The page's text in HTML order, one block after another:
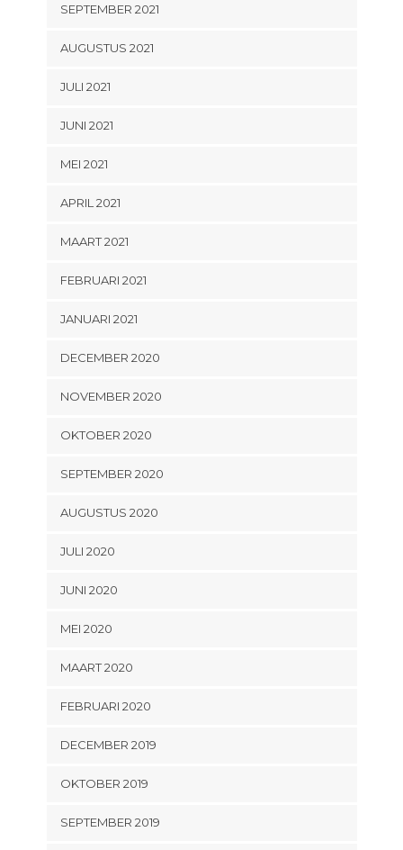
SEPTEMBER 2021
AUGUSTUS 2021
JULI 2021
JUNI 2021
MEI 2021
APRIL 2021
MAART 2021
FEBRUARI 2021
JANUARI 2021
DECEMBER 2020
NOVEMBER 2020
OKTOBER 2020
SEPTEMBER 2020
AUGUSTUS 2020
JULI 2020
JUNI 2020
MEI 2020
MAART 2020
FEBRUARI 2020
DECEMBER 2019
OKTOBER 2019
SEPTEMBER 2019